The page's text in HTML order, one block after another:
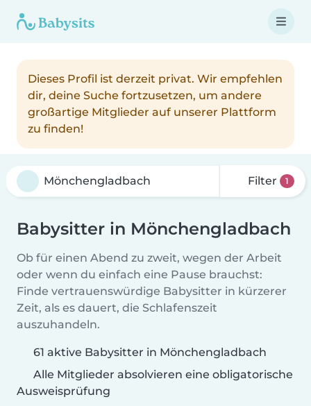
Dieses Profil ist derzeit privat. Wir empfehlen
dir, deine Suche fortzusetzen, um andere
großartige Mitglieder auf unserer Plattform
zu finden!
Filter 1
Babysitter in Mönchengladbach
Ob für einen Abend zu zweit, wegen der Arbeit
oder wenn du einfach eine Pause brauchst:
Finde vertrauenswürdige Babysitter in kürzerer
Zeit, als es dauert, die Schlafenszeit
auszuhandeln.
61 aktive Babysitter in Mönchengladbach
Alle Mitglieder absolvieren eine obligatorische
Ausweisprüfung